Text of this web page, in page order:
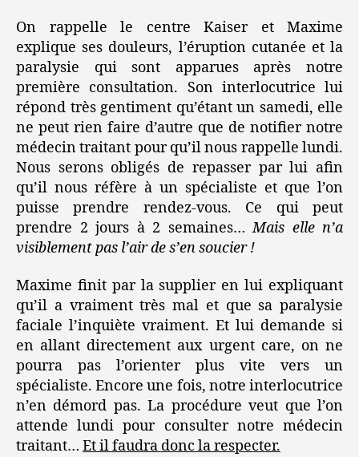
On rappelle le centre Kaiser et Maxime
explique ses douleurs, l’éruption cutanée et la
paralysie qui sont apparues après notre
première consultation. Son interlocutrice lui
répond très gentiment qu’étant un samedi, elle
ne peut rien faire d’autre que de notifier notre
médecin traitant pour qu’il nous rappelle lundi.
Nous serons obligés de repasser par lui afin
qu’il nous réfère à un spécialiste et que l’on
puisse prendre rendez-vous. Ce qui peut
prendre 2 jours à 2 semaines…Mais elle n’a
visiblement pas l’air de s’en soucier !
Maxime finit par la supplier en lui expliquant
qu’il a vraiment très mal et que sa paralysie
faciale l’inquiète vraiment. Et lui demande si
en allant directement aux urgent care, on ne
pourra pas l’orienter plus vite vers un
spécialiste. Encore une fois, notre interlocutrice
n’en démord pas. La procédure veut que l’on
attende lundi pour consulter notre médecin
traitant… Et il faudra donc la respecter.